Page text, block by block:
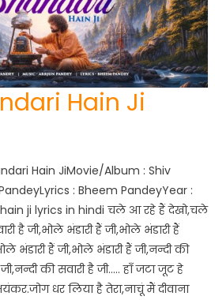
Hain Ji
Hain JiMovie/Album : Shiv
: Bheem PandeyYear :
ji lyrics in hindi चले आ रहे हैं देखो,चले
है जी,भोले भंडारी हैं जी,भोले भंडारी हैं
भंडारी हैं जी,भोले भंडारी हैं जी,नन्दी की
की सवारी है जी….. हाँ जटा जूट हे
धर लिया है तेरा,नाचूं मैं दीवाना